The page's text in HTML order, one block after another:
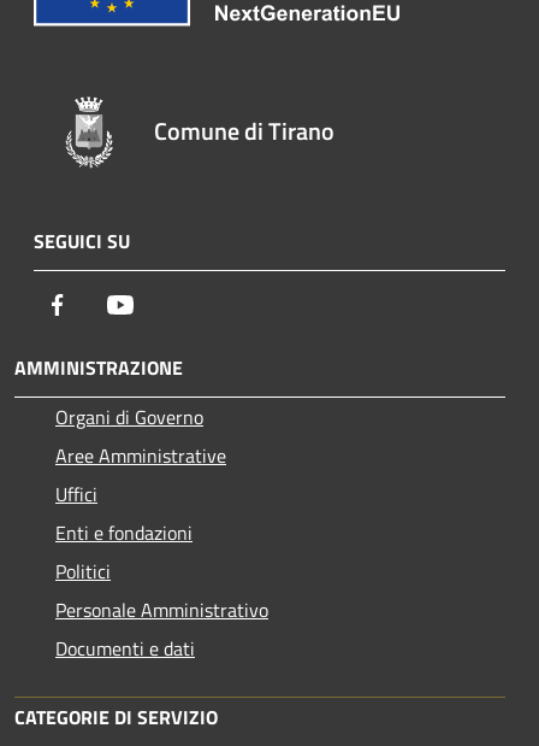
Comune di Tirano
SEGUICI SU
Facebook
AMMINISTRAZIONE
Organi di Governo
Aree Amministrative
Uffici
Enti e fondazioni
Politici
Personale Amministrativo
Documenti e dati
CATEGORIE DI SERVIZIO